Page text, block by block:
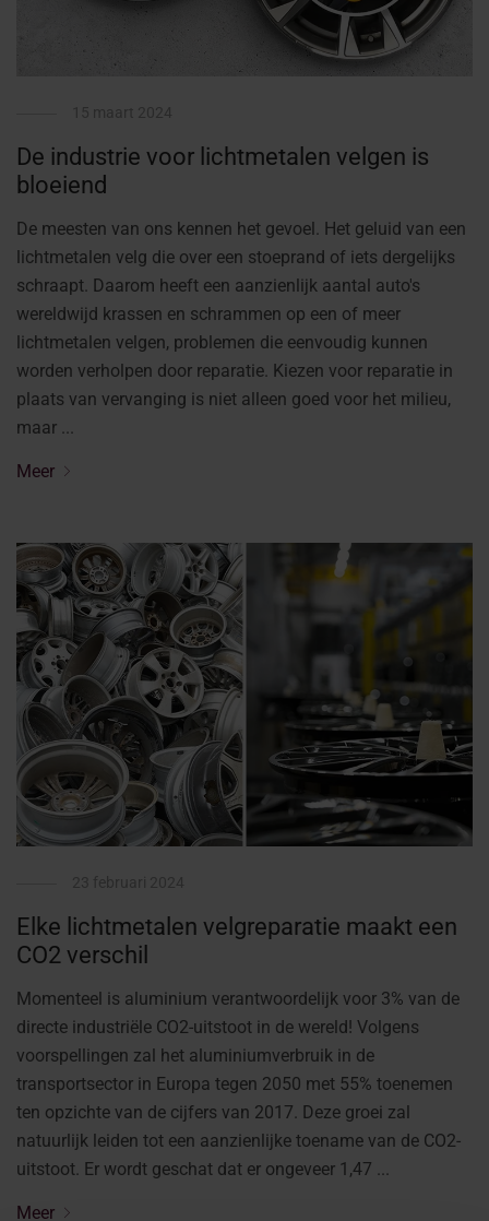
De industrie voor lichtmetalen velgen is
bloeiend
De meesten van ons kennen het gevoel. Het geluid van een
lichtmetalen velg die over een stoeprand of iets dergelijks
schraapt. Daarom heeft een aanzienlijk aantal auto's
wereldwijd krassen en schrammen op een of meer
lichtmetalen velgen, problemen die eenvoudig kunnen
worden verholpen door reparatie. Kiezen voor reparatie in
plaats van vervanging is niet alleen goed voor het milieu,
maar ...
Meer
Elke lichtmetalen velgreparatie maakt een
CO2 verschil
Momenteel is aluminium verantwoordelijk voor 3% van de
directe industriële CO2-uitstoot in de wereld! Volgens
voorspellingen zal het aluminiumverbruik in de
transportsector in Europa tegen 2050 met 55% toenemen
ten opzichte van de cijfers van 2017. Deze groei zal
natuurlijk leiden tot een aanzienlijke toename van de CO2-
uitstoot. Er wordt geschat dat er ongeveer 1,47 ...
Meer